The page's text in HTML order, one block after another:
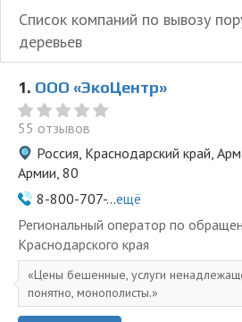
Список компаний по вывозу
деревьев
1. ООО «ЭкоЦентр»
55 отзывов
Россия, Краснодарский край,
Армии, 80
8-800-707-...ещё
Региональный оператор по
Краснодарского края
Цены бешенные, услуги
понятно, монополисты.